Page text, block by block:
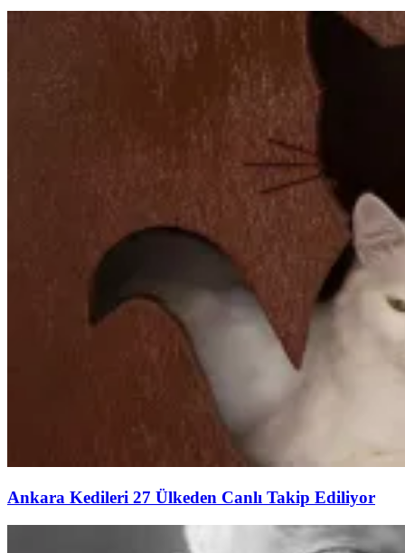
Ankara Kedileri 27 Ülkeden Canlı Takip Ediliyor